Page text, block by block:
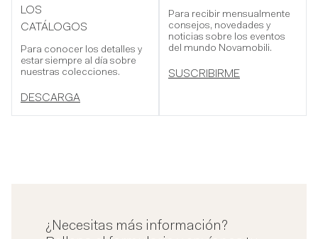
LOS
CATÁLOGOS
Para conocer los detalles y
estar siempre al día sobre
nuestras colecciones.
DESCARGA
Para recibir mensualmente
consejos, novedades y
noticias sobre los eventos
del mundo Novamobili.
SUSCRIBIRME
¿Necesitas más información?